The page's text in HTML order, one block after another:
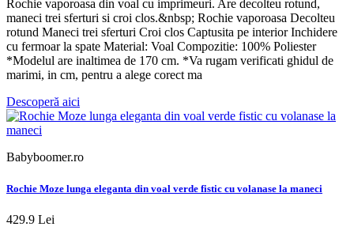
Rochie vaporoasa din voal cu imprimeuri. Are decolteu rotund,
maneci trei sferturi si croi clos.&nbsp; Rochie vaporoasa Decolteu
rotund Maneci trei sferturi Croi clos Captusita pe interior Inchidere
cu fermoar la spate Material: Voal Compozitie: 100% Poliester
*Modelul are inaltimea de 170 cm. *Va rugam verificati ghidul de
marimi, in cm, pentru a alege corect ma
Descoperă aici
Babyboomer.ro
Rochie Moze lunga eleganta din voal verde fistic cu volanase la maneci
429.9 Lei